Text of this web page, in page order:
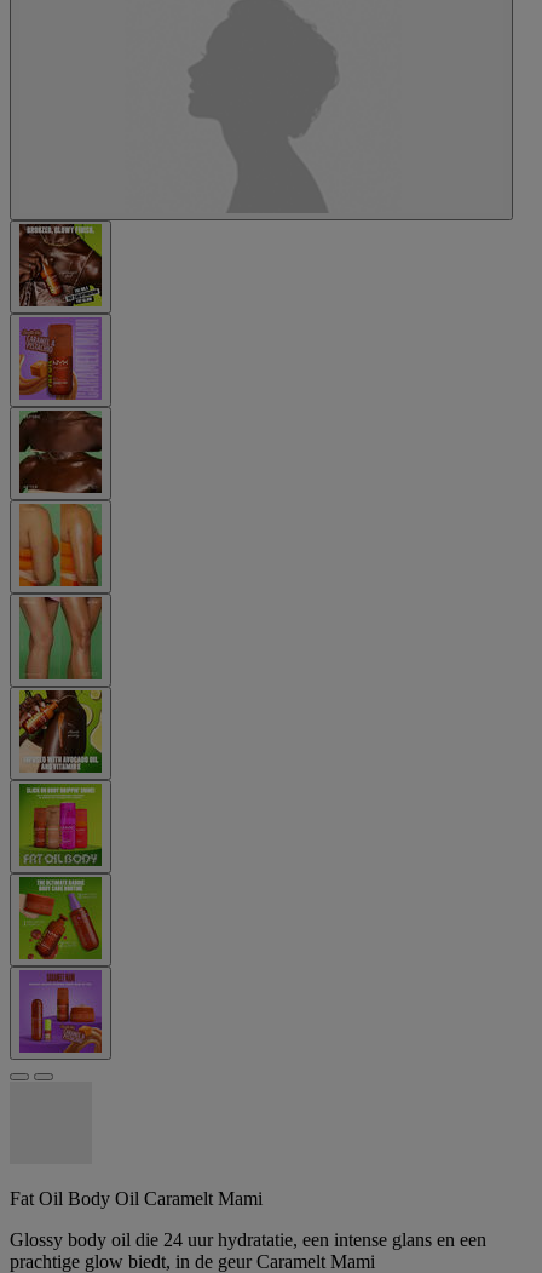
Fat Oil Body Oil Caramelt Mami
Glossy body oil die 24 uur hydratatie, een intense glans en een
prachtige glow biedt, in de geur Caramelt Mami